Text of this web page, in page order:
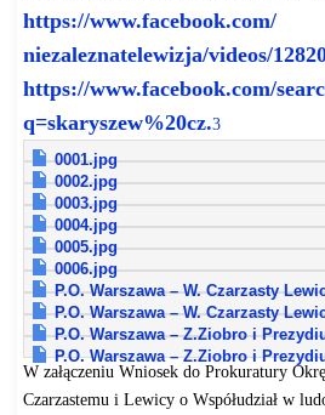
https://www.facebook.com/
niezaleznatelewizja/videos/
https://www.facebook.com/
q=skaryszew%20cz.3
0001.jpg
0002.jpg
0003.jpg
0004.jpg
0005.jpg
0006.jpg
P.O. Warszawa – W. Czarzasty
P.O. Warszawa – W. Czarzasty
P.O. Warszawa – Z.Ziobro i
P.O. Warszawa – Z.Ziobro i
W załączeniu Wniosek do Prokuratury
Czarzastemu i Lewicy o Współudział w